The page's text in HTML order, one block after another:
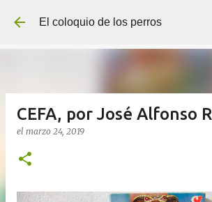
Ir al contenido principal
El coloquio de los perros
CEFA, por José Alfonso
el marzo 24, 2019